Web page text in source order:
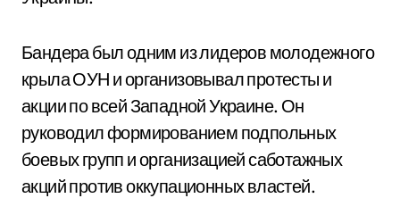
Бандера был одним из лидеров молодежного
крыла ОУН и организовывал протесты и
акции по всей Западной Украине. Он
руководил формированием подпольных
боевых групп и организацией саботажных
акций против оккупационных властей.